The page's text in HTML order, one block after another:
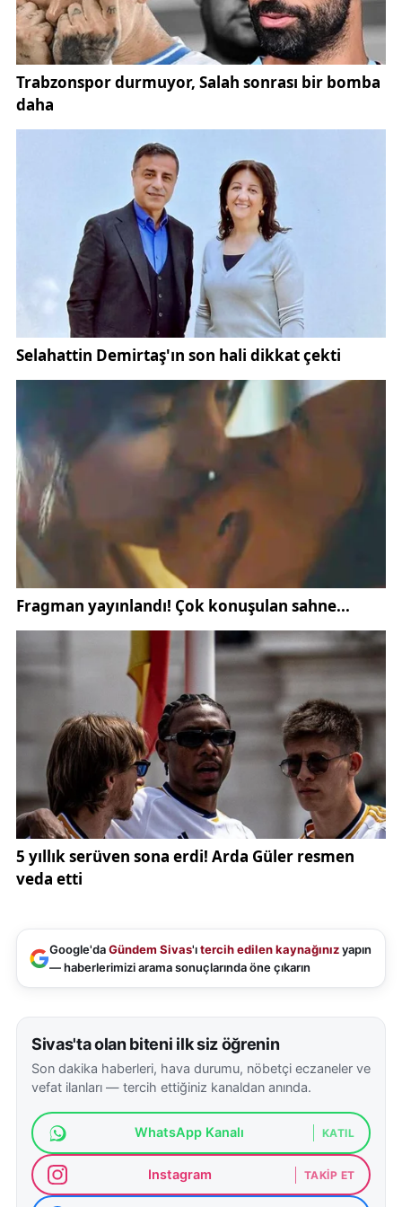
ihale aşamasına geçilecek. * Kulübün mali
bağımsızlığına katkı sağlayacak önemli bir proje.
Google'daGündem Sivas'ıtercih edilen kaynağınızyapın
— haberlerimizi arama sonuçlarında öne çıkarın
Sivas'ta olan biteni ilk siz öğrenin
Son dakika haberleri, hava durumu, nöbetçi eczaneler ve
vefat ilanları — tercih ettiğiniz kanaldan anında.
WhatsApp Kanalı KATIL
Instagram TAKIP ET